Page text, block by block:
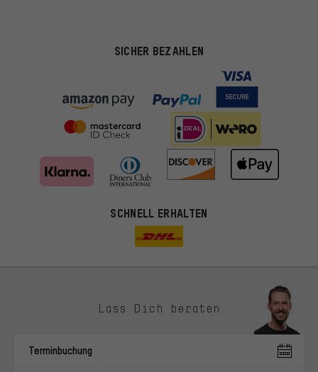
SICHER BEZAHLEN
SCHNELL ERHALTEN
Lass Dich beraten
Terminbuchung
Du bekommst, statt zufälliger Werbung, genauer passende
Angebote von uns. Diese Cookies helfen uns, Deine Interessen